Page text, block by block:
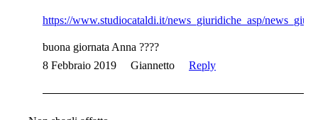
https://www.studiocataldi.it/news_giuridiche_asp/
buona giornata Anna ????
8 Febbraio 2019
Giannetto Reply